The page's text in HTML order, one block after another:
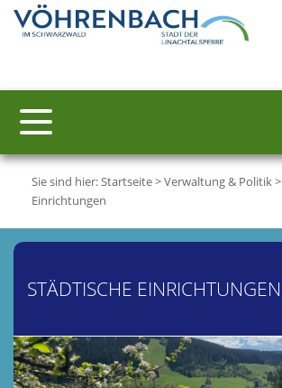
Sie sind hier:Startseite>Verwaltung & Politik>
Einrichtungen
STÄDTISCHE EINRICHTUNGEN